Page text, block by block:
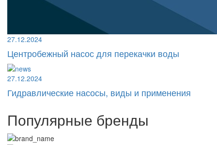
27.12.2024
Центробежный насос для перекачки воды
27.12.2024
Гидравлические насосы, виды и применения
Популярные бренды